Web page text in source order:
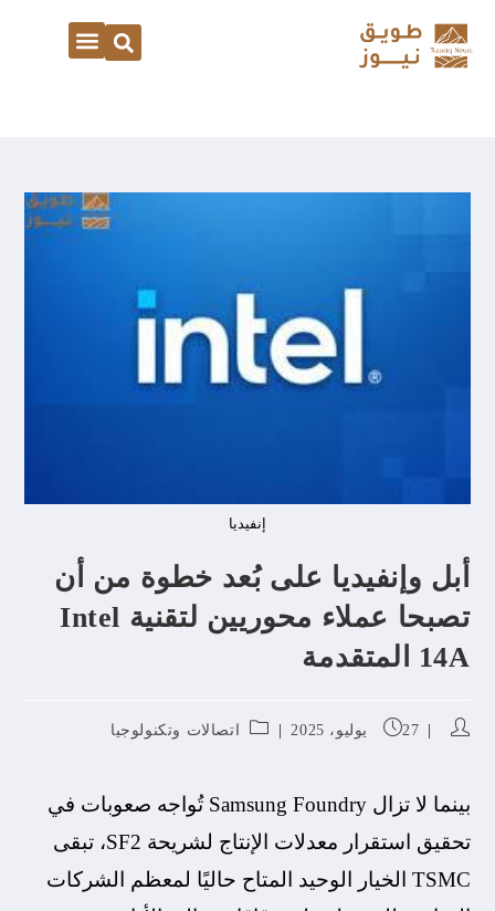
إنفيديا
أبل وإنفيديا على بُعد خطوة من أن
تصبحا عملاء محوريين لتقنية Intel
14A المتقدمة
27 يوليو، 2025 اتصالات وتكنولوجيا
بينما لا تزال Samsung Foundry تُواجه صعوبات في
تحقيق استقرار معدلات الإنتاج لشريحة SF2، تبقى
TSMC الخيار الوحيد المتاح حاليًا لمعظم الشركات